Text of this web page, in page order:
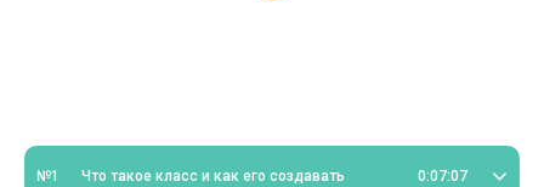
№1 Что такое класс и как его создавать 0:07:07